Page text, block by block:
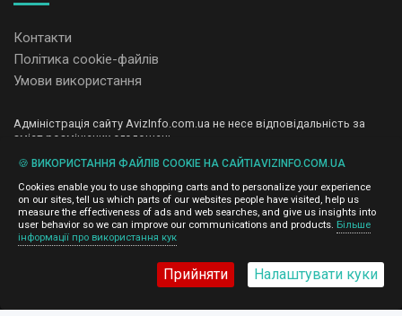
Контакти
Політика cookie-файлів
Умови використання
Адміністрація сайту AvizInfo.com.ua не несе відповідальність за
зміст розміщених оголошень.
і не продаємо особисту інформацію зареєстрованих користувачів
AvizInfo.com.ua третім особам. Ми не відповідаємо за правила
конфіденційності сайтів на які посилається AvizInfo.com.ua. На
деяких сторінках нашого сайту представлена реклама Google
Adsense Advertising Network. Щоб дізнатися детальніше про
правила конфіденційності Google
🍪 ВИКОРИСТАННЯ ФАЙЛІВ COOKIE НА САЙТІAVIZINFO.COM.UA
Cookies enable you to use shopping carts and to personalize your experience
on our sites, tell us which parts of our websites people have visited, help us
measure the effectiveness of ads and web searches, and give us insights into
user behavior so we can improve our communications and products. Більше
інформації про використання кук
Прийняти Налаштувати куки